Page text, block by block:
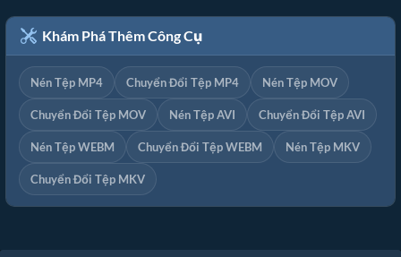
Khám Phá Thêm Công Cụ
Nén Tệp MP4 Chuyển Đổi Tệp MP4 Nén Tệp MOV
Chuyển Đổi Tệp MOV Nén Tệp AVI Chuyển Đổi Tệp AVI
Nén Tệp WEBM Chuyển Đổi Tệp WEBM Nén Tệp MKV
Chuyển Đổi Tệp MKV